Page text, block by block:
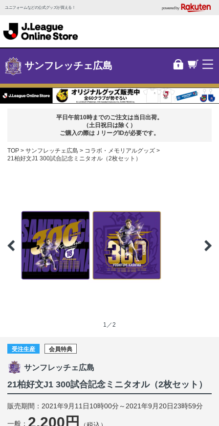
ユニフォームなどの公式グッズが買える！ powered by
サンフレッチェ広島
平日午前10時までのご注文は当日出荷。
（土日祝日は除く）
ご購入の際はＪリーグIDが必要です。
TOP サンフレッチェ広島
コラボ・メモリアルグッズ
21柏好文J1 300試合記念ミニタオル（2枚セット）
1／2
受注生産 会員特典
サンフレッチェ広島
21柏好文J1 300試合記念ミニタオル（2枚セット）
販売期間：2021年9月11日10時00分～2021年9月20日23時59分
一般： 2,200円